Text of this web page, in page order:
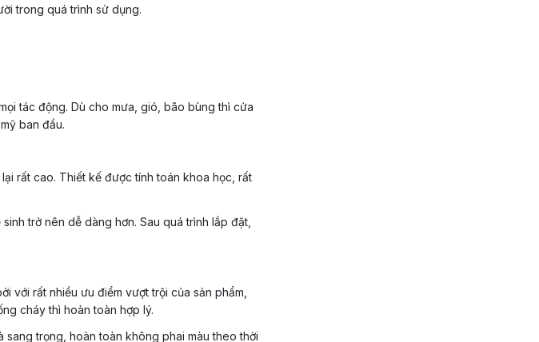
trong quá trình sử dụng.
tác động. Dù cho mưa, gió, bão bùng thì cửa
ban đầu.
rất cao. Thiết kế được tính toán khoa học, rất
trở nên dễ dàng hơn. Sau quá trình lắp đặt,
với rất nhiều ưu điểm vượt trội của sản phẩm,
cháy thì hoàn toàn hợp lý.
trọng, hoàn toàn không phai màu theo thời